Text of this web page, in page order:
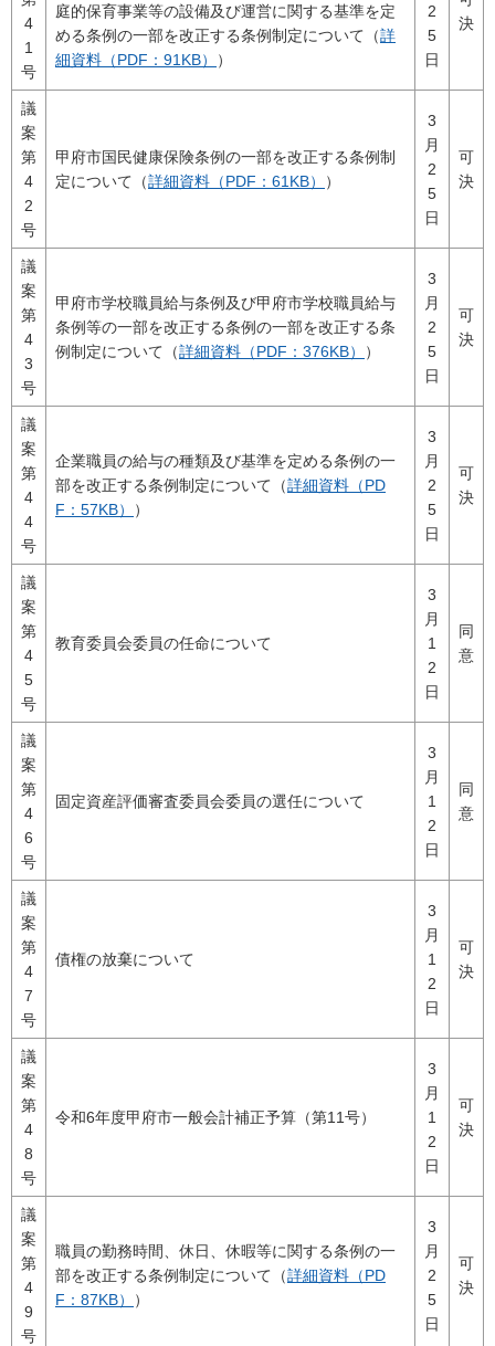
4
1
号
庭的保育事業等の設備及び運営に関する基準を定
める条例の一部を改正する条例制定について（詳
細資料（PDF：91KB）
）
2
5
日
決
議
案
第
4
2
号
甲府市国民健康保険条例の一部を改正する条例制
定について（詳細資料（PDF：61KB） ）
3
月
2
5
日
可
決
議
案
第
4
3
号
甲府市学校職員給与条例及び甲府市学校職員給与
条例等の一部を改正する条例の一部を改正する条
例制定について（詳細資料（PDF：376KB） ）
3
月
2
5
日
可
決
議
案
第
4
4
号
企業職員の給与の種類及び基準を定める条例の一
部を改正する条例制定について（詳細資料（PD
F：57KB）
）
3
月
2
5
日
可
決
議
案
第
4
5
号
教育委員会委員の任命について
3
月
1
2
日
同
意
議
案
第
4
6
号
固定資産評価審査委員会委員の選任について
3
月
1
2
日
同
意
議
案
第
4
7
号
債権の放棄について
3
月
1
2
日
可
決
議
案
第
4
8
号
令和6年度甲府市一般会計補正予算（第11号）
3
月
1
2
日
可
決
議
案
第
4
9
号
職員の勤務時間、休日、休暇等に関する条例の一
部を改正する条例制定について（詳細資料（PD
F：87KB）
）
3
月
2
5
日
可
決